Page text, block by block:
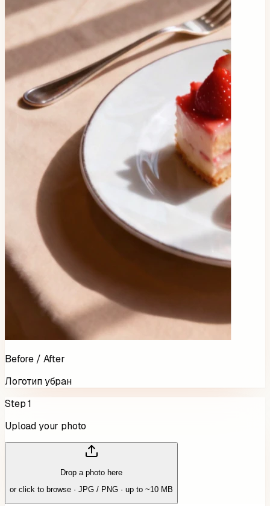
Before / After
Логотип убран
Step 1
Upload your photo
Drop a photo here
or click to browse · JPG / PNG · up to ~10 MB